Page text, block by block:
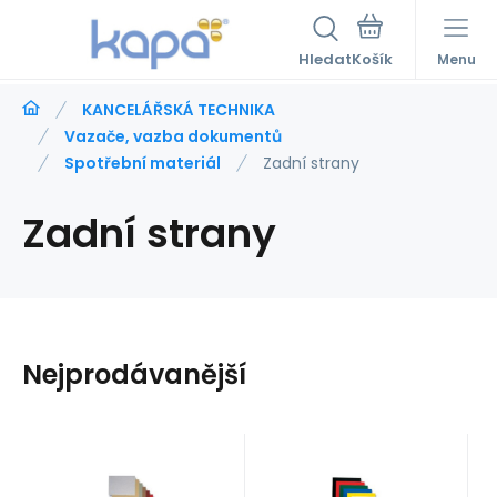
Hledat Menu
KANCELÁŘSKÁ TECHNIKA
Vazače, vazba dokumentů
Spotřební materiál
Zadní strany
Zadní strany
Nejprodávanější
380022
Skladem Kód:380010
Skladem